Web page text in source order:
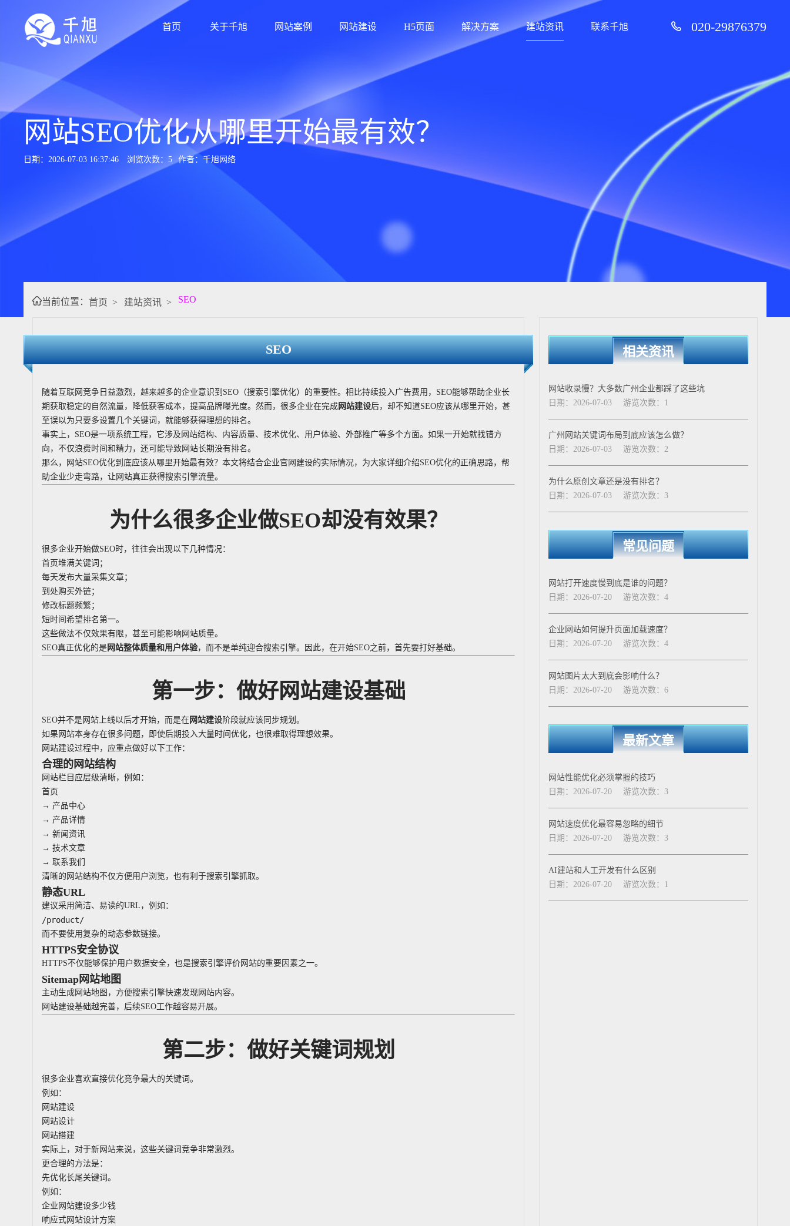
首页 关于千旭 网站案例 网站建设 H5页面 解决方案 建站资讯 联系千旭 020-29876379
网站SEO优化从哪里开始最有效？
日期：2026-07-03 16:37:46 浏览次数：5 作者：千旭网络
当前位置： 首页 > 建站资讯 > SEO
SEO
随着互联网竞争日益激烈，越来越多的企业意识到SEO（搜索引擎优化）的重要性。相比持续投入广告费用，SEO能够帮助企业长
期获取稳定的自然流量，降低获客成本，提高品牌曝光度。然而，很多企业在完成网站建设后，却不知道SEO应该从哪里开始，甚
至误以为只要多设置几个关键词，就能够获得理想的排名。
事实上，SEO是一项系统工程，它涉及网站结构、内容质量、技术优化、用户体验、外部推广等多个方面。如果一开始就找错方
向，不仅浪费时间和精力，还可能导致网站长期没有排名。
那么，网站SEO优化到底应该从哪里开始最有效？本文将结合企业官网建设的实际情况，为大家详细介绍SEO优化的正确思路，帮
助企业少走弯路，让网站真正获得搜索引擎流量。
为什么很多企业做SEO却没有效果？
很多企业开始做SEO时，往往会出现以下几种情况：
首页堆满关键词；
每天发布大量采集文章；
到处购买外链；
修改标题频繁；
短时间希望排名第一。
这些做法不仅效果有限，甚至可能影响网站质量。
SEO真正优化的是网站整体质量和用户体验，而不是单纯迎合搜索引擎。因此，在开始SEO之前，首先要打好基础。
第一步：做好网站建设基础
SEO并不是网站上线以后才开始，而是在网站建设阶段就应该同步规划。
如果网站本身存在很多问题，即使后期投入大量时间优化，也很难取得理想效果。
网站建设过程中，应重点做好以下工作：
合理的网站结构
网站栏目应层级清晰，例如：
首页
→ 产品中心
→ 产品详情
→ 新闻资讯
→ 技术文章
→ 联系我们
清晰的网站结构不仅方便用户浏览，也有利于搜索引擎抓取。
静态URL
建议采用简洁、易读的URL，例如：
而不要使用复杂的动态参数链接。
HTTPS安全协议
HTTPS不仅能够保护用户数据安全，也是搜索引擎评价网站的重要因素之一。
Sitemap网站地图
主动生成网站地图，方便搜索引擎快速发现网站内容。
网站建设基础越完善，后续SEO工作越容易开展。
第二步：做好关键词规划
很多企业喜欢直接优化竞争最大的关键词。
例如：
网站建设
网站设计
网站搭建
实际上，对于新网站来说，这些关键词竞争非常激烈。
更合理的方法是：
先优化长尾关键词。
例如：
企业网站建设多少钱
响应式网站设计方案
相关资讯
网站收录慢？大多数广州企业都踩了这些坑
日期：2026-07-03
游览次数：1
广州网站关键词布局到底应该怎么做？
日期：2026-07-03
游览次数：2
为什么原创文章还是没有排名？
日期：2026-07-03
游览次数：3
常见问题
网站打开速度慢到底是谁的问题？
日期：2026-07-20
游览次数：4
企业网站如何提升页面加载速度？
日期：2026-07-20
游览次数：4
网站图片太大到底会影响什么？
日期：2026-07-20
游览次数：6
最新文章
网站性能优化必须掌握的技巧
日期：2026-07-20
游览次数：3
网站速度优化最容易忽略的细节
日期：2026-07-20
游览次数：3
AI建站和人工开发有什么区别
日期：2026-07-20
游览次数：1